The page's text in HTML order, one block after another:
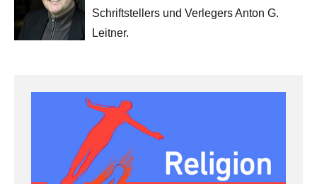
Schriftstellers und Verlegers Anton G.
Leitner.